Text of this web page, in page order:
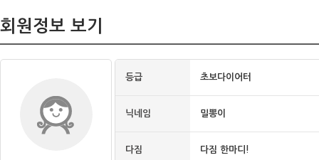
회원정보 보기
등급 초보다이어터
닉네임 밀뽕이
다짐 다짐 한마디!